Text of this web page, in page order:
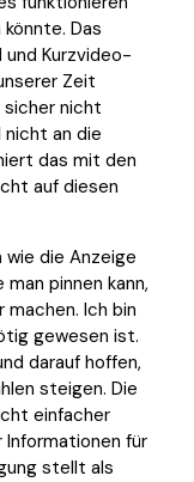
Das
Kurzvideo-
Zeit
sicher nicht
nicht an die
das mit den
auf diesen
wie die Anzeige
pinnen kann,
Ich bin
gewesen ist.
darauf hoffen,
steigen. Die
einfacher
für
stellt als